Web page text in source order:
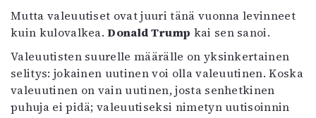
4/2026
2–3/2026
1/2026
Mutta valeuutiset ovat juuri tänä vuonna levinneet
kuin kulovalkea.Donald Trump kai sen sanoi.
Valeuutisten suurelle määrälle on yksinkertainen
selitys: jokainen uutinen voi olla valeuutinen. Koska
valeuutinen on vain uutinen, josta senhetkinen
puhuja ei pidä; valeuutiseksi nimetyn uutisoinnin